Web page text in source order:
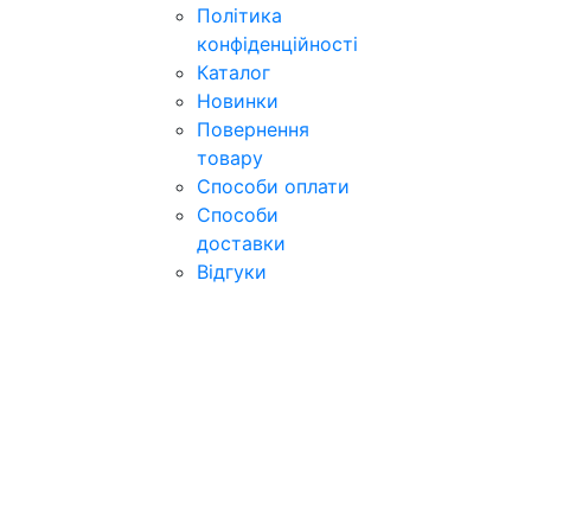
Політика
конфіденційності
Каталог
Новинки
Повернення
товару
Способи оплати
Способи
доставки
Відгуки